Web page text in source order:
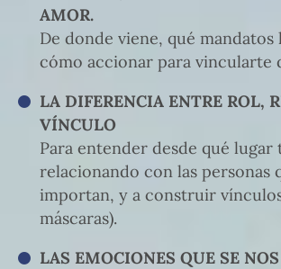
AMOR.
De donde viene, qué mandatos
cómo accionar para vincularte
LA DIFERENCIA ENTRE ROL,
VÍNCULO
Para entender desde qué lugar
relacionando con las personas
importan, y a construir
máscaras).
LAS EMOCIONES QUE SE